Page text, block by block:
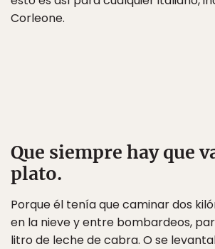
Corleone.
Que siempre hay que
plato.
Porque él tenía que caminar dos
en la nieve y entre bombardeos,
litro de leche de cabra. O se